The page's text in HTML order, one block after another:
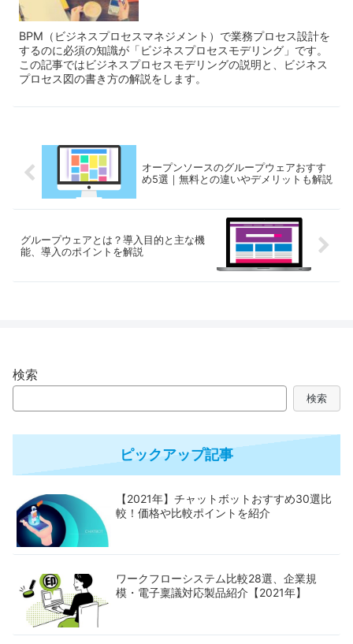
BPM（ビジネスプロセスマネジメント）で業務プロセス設計を
するのに必須の知識が「ビジネスプロセスモデリング」です。
この記事ではビジネスプロセスモデリングの説明と、ビジネス
プロセス図の書き方の解説をします。
オープンソースのグループウェアおすす
め5選｜無料との違いやデメリットも解説
グループウェアとは？導入目的と主な機
能、導入のポイントを解説
検索
検索
ピックアップ記事
【2021年】チャットボットおすすめ30選比
較！価格や比較ポイントを紹介
ワークフローシステム比較28選、企業規
模・電子稟議対応製品紹介【2021年】